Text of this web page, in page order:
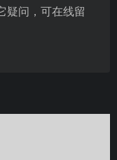
疑问，可在线留